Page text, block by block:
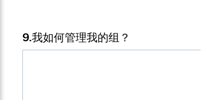
9.我如何管理我的组？